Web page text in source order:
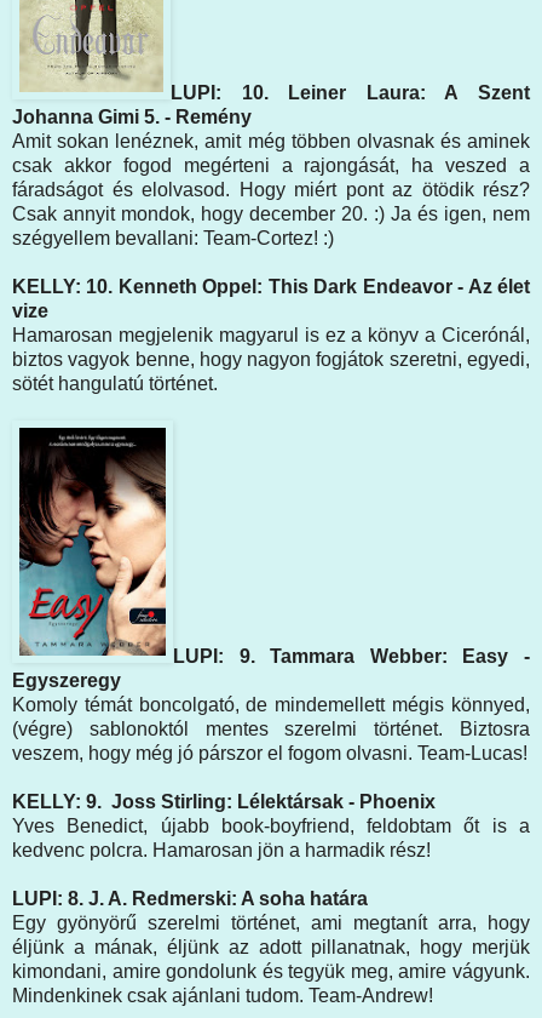
LUPI: 10. Leiner Laura: A Szent
Johanna Gimi 5. - Remény
Amit sokan lenéznek, amit még többen olvasnak és aminek
csak akkor fogod megérteni a rajongását, ha veszed a
fáradságot és elolvasod. Hogy miért pont az ötödik rész?
Csak annyit mondok, hogy december 20. :) Ja és igen, nem
szégyellem bevallani: Team-Cortez! :)
KELLY: 10. Kenneth Oppel: This Dark Endeavor - Az élet
vize
Hamarosan megjelenik magyarul is ez a könyv a Cicerónál,
biztos vagyok benne, hogy nagyon fogjátok szeretni, egyedi,
sötét hangulatú történet.
LUPI: 9. Tammara Webber: Easy -
Egyszeregy
Komoly témát boncolgató, de mindemellett mégis könnyed,
(végre) sablonoktól mentes szerelmi történet. Biztosra
veszem, hogy még jó párszor el fogom olvasni. Team-Lucas!
KELLY: 9. Joss Stirling: Lélektársak - Phoenix
Yves Benedict, újabb book-boyfriend, feldobtam őt is a
kedvenc polcra. Hamarosan jön a harmadik rész!
LUPI: 8. J. A. Redmerski: A soha határa
Egy gyönyörű szerelmi történet, ami megtanít arra, hogy
éljünk a mának, éljünk az adott pillanatnak, hogy merjük
kimondani, amire gondolunk és tegyük meg, amire vágyunk.
Mindenkinek csak ajánlani tudom. Team-Andrew!